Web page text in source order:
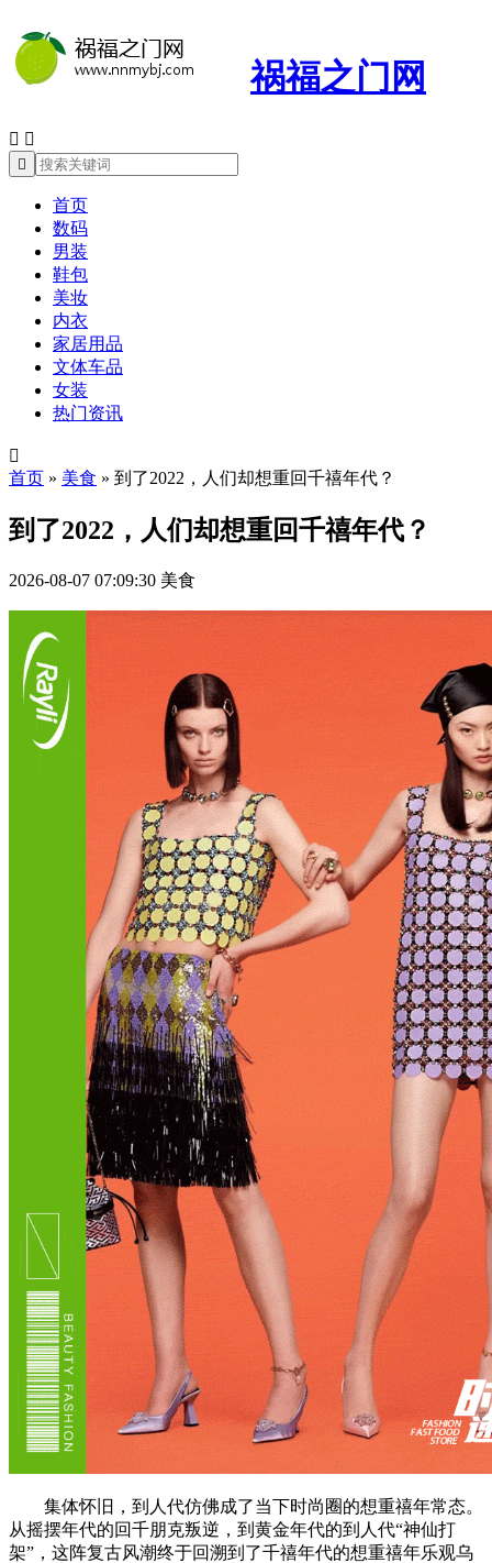
祸福之门网
 

首页
数码
男装
鞋包
美妆
内衣
家居用品
文体车品
女装
热门资讯

首页 » 美食 » 到了2022，人们却想重回千禧年代？
到了2022，人们却想重回千禧年代？
2026-08-07 07:09:30 美食
集体怀旧，到人代仿佛成了当下时尚圈的想重禧年常态。
从摇摆年代的回千朋克叛逆，到黄金年代的到人代“神仙打
架”，这阵复古风潮终于回溯到了千禧年代的想重禧年乐观乌